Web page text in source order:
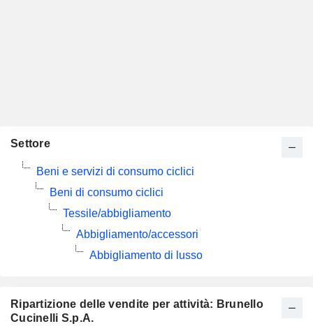
Ripartizione delle vendite per attività: Brunello
Cucinelli S.p.A.
Settore
Beni e servizi di consumo ciclici
Beni di consumo ciclici
Tessile/abbigliamento
Abbigliamento/accessori
Abbigliamento di lusso